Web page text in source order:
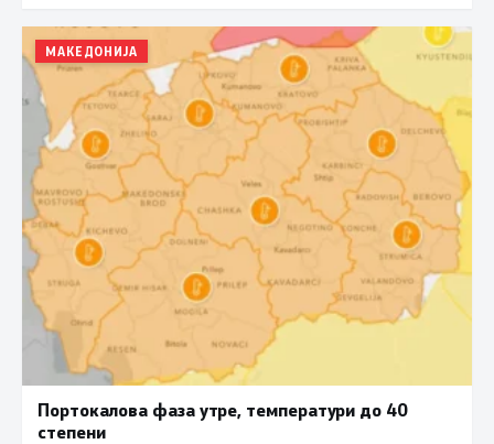
МАКЕДОНИЈА
Портокалова фаза утре, температури до 40
степени